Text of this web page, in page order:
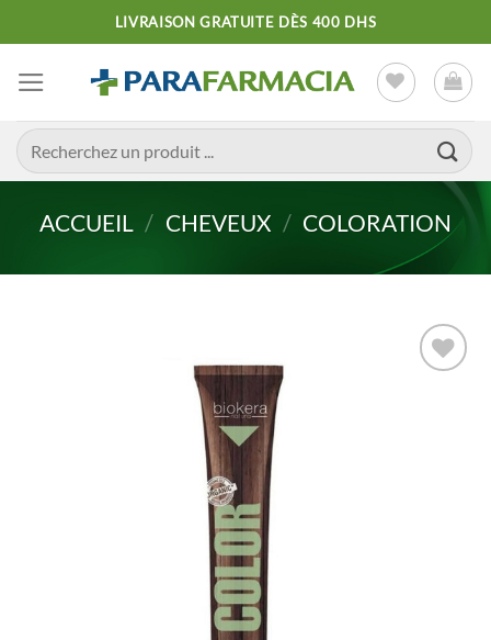
au
contenu
LIVRAISON GRATUITE DÈS 400 DHS
Recherche
pour :
ACCUEIL / CHEVEUX / COLORATION